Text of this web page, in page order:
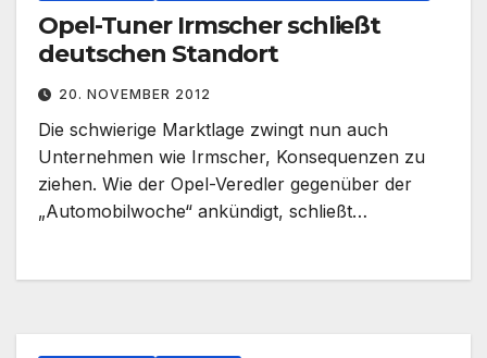
Opel-Tuner Irmscher schließt
deutschen Standort
20. NOVEMBER 2012
Die schwierige Marktlage zwingt nun auch
Unternehmen wie Irmscher, Konsequenzen zu
ziehen. Wie der Opel-Veredler gegenüber der
„Automobilwoche“ ankündigt, schließt…